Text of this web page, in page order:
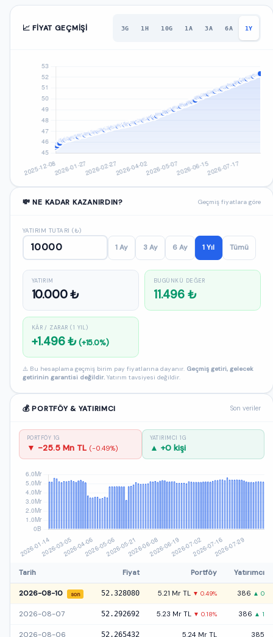
📈 FIYAT GEÇMIŞI 3G 1H 10G 1A 3A 6A 1Y
💸 NE KADAR KAZANIRDIN? Geçmiş fiyatlara göre
YATIRIM TUTARI (₺)
1 Ay 3 Ay 6 Ay 1 Yıl Tümü
YATIRIM
10.000 ₺
BUGÜNKÜ DEĞER
11.496 ₺
KÂR / ZARAR (1 YIL)
+1.496 ₺(+15.0%)
⚠️ Bu hesaplama geçmiş birim pay fiyatlarına dayanır. Geçmiş getiri, gelecek
getirinin garantisi değildir. Yatırım tavsiyesi değildir.
💰 PORTFÖY & YATIRIMCI Son veriler
PORTFÖY 1G
▼ -25.5 Mn TL (-0.49%)
YATIRIMCI 1G
▲ +0 kişi
Tarih Fiyat Portföy Yatırımcı
2026-08-10 son 52.328080 5.21 Mr TL ▼ 0.49% 386 ▲ 0
2026-08-07 52.292692 5.23 Mr TL ▼ 0.18% 386 ▲ 1
2026-08-06 52.265432 5.24 Mr TL 385